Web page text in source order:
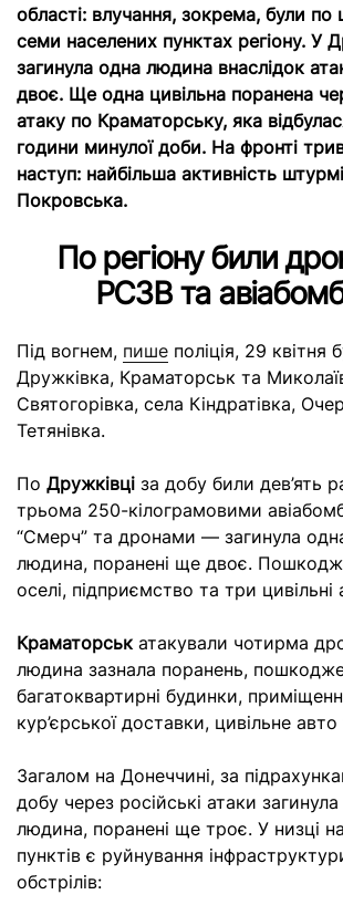
області: влучання, зокрема, були
семи населених пунктах регіону. У
загинула одна людина внаслідок
двоє. Ще одна цивільна поранена
атаку по Краматорську, яка
години минулої доби. На фронті
наступ: найбільша активність
Покровська.
По регіону били
РСЗВ та
Під вогнем, пише поліція, 29 квітня
Дружківка, Краматорськ та
Святогорівка, села Кіндратівка,
Тетянівка.
По Дружківці за добу били дев’ять
трьома 250-кілограмовими
“Смерч” та дронами — загинула
людина, поранені ще двоє.
оселі, підприємство та три цивільні
Краматорськ атакували чотирма
людина зазнала поранень,
багатоквартирні будинки,
кур’єрської доставки, цивільне
Загалом на Донеччині, за
добу через російські атаки
людина, поранені ще троє. У низці
пунктів є руйнування
обстрілів: